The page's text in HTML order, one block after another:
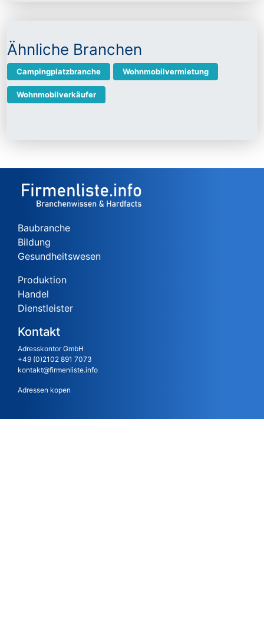
Ähnliche Branchen
Campingplatzbranche Wohnmobilvermietung
Wohnmobilverkäufer
Baubranche
Bildung
Gesundheitswesen
Produktion
Handel
Dienstleister
Kontakt
Adresskontor GmbH
+49 (0)2102 891 7073
kontakt@firmenliste.info
Adressen kopen